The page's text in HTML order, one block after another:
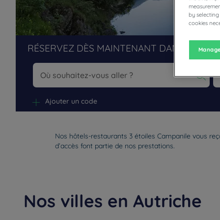
RÉSERVEZ DÈS MAINTENANT DANS NOS
Ajouter un code
Nos hôtels-restaurants 3 étoiles Campanile vous
d’accès font partie de nos prestations.
Nos villes en Autriche
by
cookies